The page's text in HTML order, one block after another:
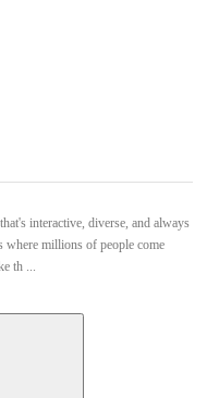
interactive, diverse, and always
where millions of people come
th ...